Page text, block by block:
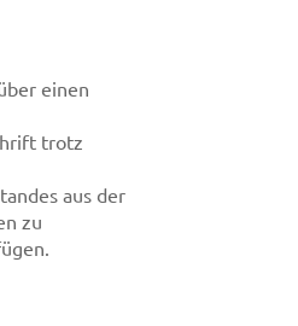
einen
trotz
aus der
zu